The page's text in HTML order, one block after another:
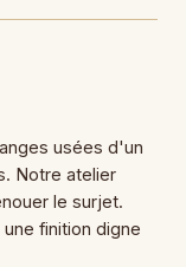
usées d'un
Notre atelier
le surjet.
finition digne